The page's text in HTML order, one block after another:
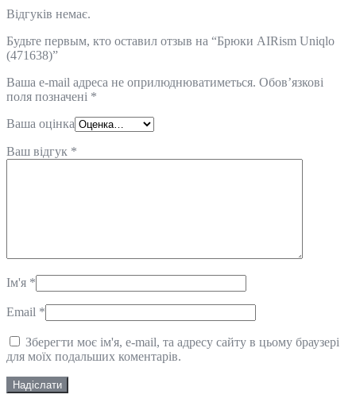
Відгуків немає.
Будьте первым, кто оставил отзыв на “Брюки AIRism Uniqlo
(471638)”
Ваша e-mail адреса не оприлюднюватиметься. Обов’язкові
поля позначені *
Ваша оцінка
Ваш відгук *
Ім'я *
Email *
Зберегти моє ім'я, e-mail, та адресу сайту в цьому браузері
для моїх подальших коментарів.